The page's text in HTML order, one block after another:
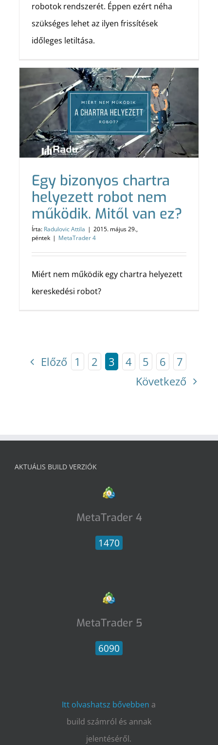
robotok rendszerét. Éppen ezért néha
szükséges lehet az ilyen frissítések
időleges letiltása.
Egy bizonyos chartra
helyezett robot nem
működik. Mitől van ez?
Írta: Radulovic Attila | 2015. május 29.,
péntek | MetaTrader 4
Miért nem működik egy chartra helyezett
kereskedési robot?
Előző 1 2 3 4 5 6
7
Következő
AKTUÁLIS BUILD VERZIÓK
MetaTrader 4
1470
MetaTrader 5
6090
Itt olvashatsz bővebben a
build számról és annak
jelentéséről.